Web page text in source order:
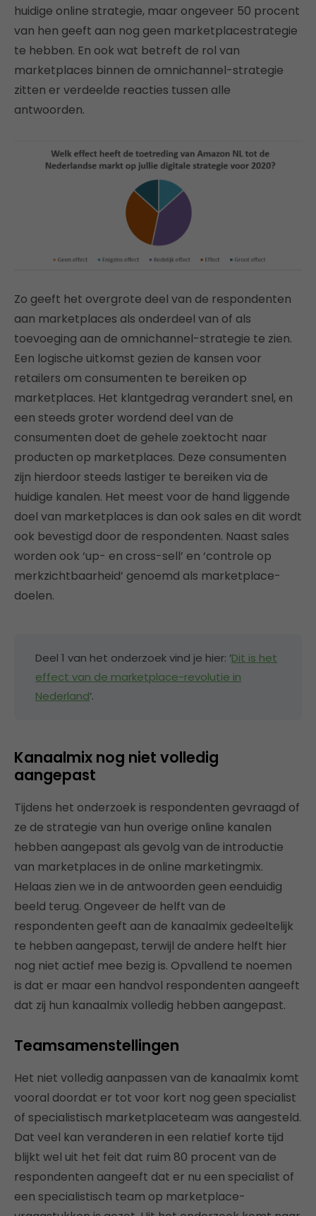
huidige online strategie, maar ongeveer 50 procent
van hen geeft aan nog geen marketplacestrategie
te hebben. En ook wat betreft de rol van
marketplaces binnen de omnichannel-strategie
zitten er verdeelde reacties tussen alle
antwoorden.
Zo geeft het overgrote deel van de respondenten
aan marketplaces als onderdeel van of als
toevoeging aan de omnichannel-strategie te zien.
Een logische uitkomst gezien de kansen voor
retailers om consumenten te bereiken op
marketplaces. Het klantgedrag verandert snel, en
een steeds groter wordend deel van de
consumenten doet de gehele zoektocht naar
producten op marketplaces. Deze consumenten
zijn hierdoor steeds lastiger te bereiken via de
huidige kanalen. Het meest voor de hand liggende
doel van marketplaces is dan ook sales en dit wordt
ook bevestigd door de respondenten. Naast sales
worden ook ‘up- en cross-sell’ en ‘controle op
merkzichtbaarheid’ genoemd als marketplace-
doelen.
Deel 1 van het onderzoek vind je hier: ‘Dit is het
effect van de marketplace-revolutie in
Nederland‘.
Kanaalmix nog niet volledig
aangepast
Tijdens het onderzoek is respondenten gevraagd of
ze de strategie van hun overige online kanalen
hebben aangepast als gevolg van de introductie
van marketplaces in de online marketingmix.
Helaas zien we in de antwoorden geen eenduidig
beeld terug. Ongeveer de helft van de
respondenten geeft aan de kanaalmix gedeeltelijk
te hebben aangepast, terwijl de andere helft hier
nog niet actief mee bezig is. Opvallend te noemen
is dat er maar een handvol respondenten aangeeft
dat zij hun kanaalmix volledig hebben aangepast.
Teamsamenstellingen
Het niet volledig aanpassen van de kanaalmix komt
vooral doordat er tot voor kort nog geen specialist
of specialistisch marketplaceteam was aangesteld.
Dat veel kan veranderen in een relatief korte tijd
blijkt wel uit het feit dat ruim 80 procent van de
respondenten aangeeft dat er nu een specialist of
een specialistisch team op marketplace-